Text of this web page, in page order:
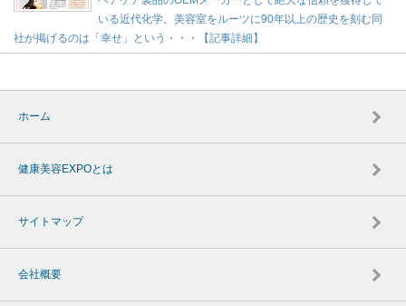
いる近代化学。美容室をルーツに90年以上の歴史を刻む同
社が掲げるのは「幸せ」という・・・【記事詳細】
ホーム
健康美容EXPOとは
サイトマップ
会社概要